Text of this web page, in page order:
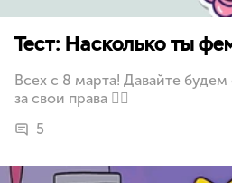
Тест: Насколько ты
Всех с 8 марта! Давайте
за свои права 🙋‍♀️
5